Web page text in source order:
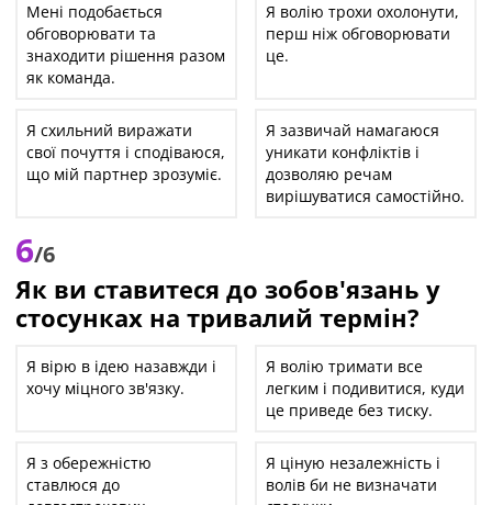
Мені подобається
обговорювати та
знаходити рішення разом
як команда.
Я волію трохи охолонути,
перш ніж обговорювати
це.
Я схильний виражати
свої почуття і сподіваюся,
що мій партнер зрозуміє.
Я зазвичай намагаюся
уникати конфліктів і
дозволяю речам
вирішуватися самостійно.
6/6
Як ви ставитеся до зобов'язань у
стосунках на тривалий термін?
Я вірю в ідею назавжди і
хочу міцного зв'язку.
Я волію тримати все
легким і подивитися, куди
це приведе без тиску.
Я з обережністю
ставлюся до
Я ціную незалежність і
волів би не визначати